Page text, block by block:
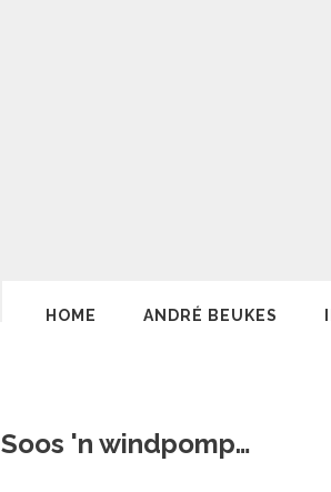
HOME ANDRÉ BEUKES
Soos 'n windpomp…